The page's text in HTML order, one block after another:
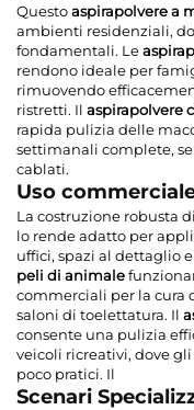
Questoaspirapolvere a
ambienti residenziali,
fondamentali. Le
rendono ideale per
rimuovendo
ristretti. Il aspirapolvere
rapida pulizia delle
settimanali complete,
cablati.
Uso
La costruzione robusta
lo rende adatto per
uffici, spazi al dettaglio
peli di animale
commerciali per la cura
saloni di toelettatura. Il
consente una pulizia
veicoli ricreativi, dove
poco pratici. Il
Scenari